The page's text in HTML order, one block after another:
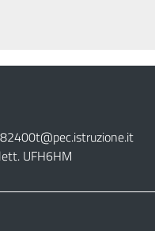
UFH6HM